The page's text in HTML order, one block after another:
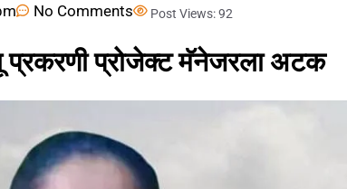
No Comments Post Views:92
प्रकरणी प्रोजेक्ट मॅनेजरला अटक